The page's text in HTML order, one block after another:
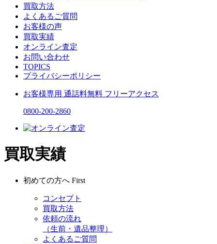
買取方法
よくあるご質問
お客様の声
買取実績
オンライン査定
お問い合わせ
TOPICS
プライバシーポリシー
お客様専用 通話料無料 フリーアクセス
0800-200-2860
買取実績
初めての方へ First
コンセプト
買取方法
依頼の流れ
（生前・遺品整理）
よくあるご質問